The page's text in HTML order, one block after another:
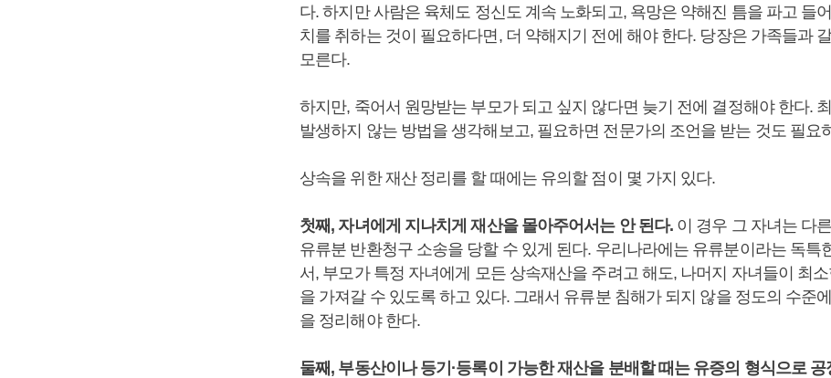
다. 하지만 사람은 육체도 정신도 계속 노화되고, 욕망은 약해진 틈을 파고 들
치를 취하는 것이 필요하다면, 더 약해지기 전에 해야 한다. 당장은 가족들과
모른다.
하지만, 죽어서 원망받는 부모가 되고 싶지 않다면 늦기 전에 결정해야 한다.
발생하지 않는 방법을 생각해보고, 필요하면 전문가의 조언을 받는 것도 필요
상속을 위한 재산 정리를 할 때에는 유의할 점이 몇 가지 있다.
첫째, 자녀에게 지나치게 재산을 몰아주어서는 안 된다. 이 경우 그 자녀는 다
유류분 반환청구 소송을 당할 수 있게 된다. 우리나라에는 유류분이라는 독특
서, 부모가 특정 자녀에게 모든 상속재산을 주려고 해도, 나머지 자녀들이 최
을 가져갈 수 있도록 하고 있다. 그래서 유류분 침해가 되지 않을 정도의 수준
을 정리해야 한다.
둘째, 부동산이나 등기·등록이 가능한 재산을 분배할 때는 유증의 형식으로